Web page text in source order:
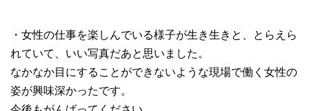
・女性の仕事を楽しんでいる様子が生き生きと、とらえら
れていて、いい写真だあと思いました。
なかなか目にすることができないような現場で働く女性の
姿が興味深かったです。